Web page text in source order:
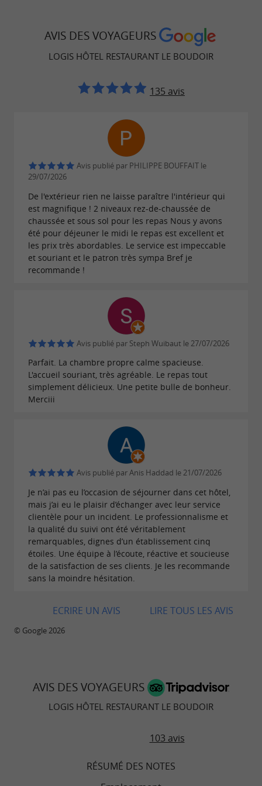
l'établissement est proche des commerces et de
l'artisanat local, offrant ainsi une proximité
pratique pour les visiteurs.
Authenticité et tradition culinaire
Logis Hôtel Restaurant Le Boudoir
invite à découvrir une cuisine généreuse et
authentique, préparée comme à la maison.
Les produits faits-maison et locaux sont à
l'honneur, offrant une expérience
gastronomique inoubliable. Le petit déjeuner,
copieux et servi à table, propose des produits
frais et locaux, garantissant un début de
Un cadre de détente et de convivialité
Lebar loungeet salon de thé de l'établissement
sont des espaces de détente où vous pourrez
simplement vous détendre avec un verre.
terrasse et le jardin d'été sont parfaits pour
profiter des douces soirées estivales dans un
cadre enchanteur.
Pour les amateurs d'histoire et de
patrimoine
La façade classée remarquable
Logis Hôtel Restaurant Le Boudoir,
héritage d'une bâtisse ancienne au charme des
Idéalement situé à proximité duchâteau de
et destroglos de Belvès, l'établissement
explorer le riche patrimoine de la région.
AVIS DES VOYAGEURS
LOGIS HÔTEL RESTAURANT LE BOUDOIR
135 avis
Avis publié par PHILIPPE BOUFFAIT le
29/07/2026
De l'extérieur rien ne laisse paraître l'intérieur qui
est magnifique ! 2 niveaux rez-de-chaussée de
chaussée et sous sol pour les repas Nous y avons
été pour déjeuner le midi le repas est excellent et
les prix très abordables. Le service est impeccable
et souriant et le patron très sympa Bref je
recommande !
Avis publié par Steph Wuibaut le 27/07/2026
Parfait. La chambre propre calme spacieuse.
L'accueil souriant, très agréable. Le repas tout
simplement délicieux. Une petite bulle de bonheur.
Merciii
Avis publié par Anis Haddad le 21/07/2026
Je n’ai pas eu l’occasion de séjourner dans cet hôtel,
mais j’ai eu le plaisir d’échanger avec leur service
clientèle pour un incident. Le professionnalisme et
la qualité du suivi ont été véritablement
remarquables, dignes d’un établissement cinq
étoiles. Une équipe à l’écoute, réactive et soucieuse
de la satisfaction de ses clients. Je les recommande
sans la moindre hésitation.
LIRE TOUS LES AVIS
ECRIRE UN AVIS
© Google 2026
AVIS DES VOYAGEURS
LOGIS HÔTEL RESTAURANT LE BOUDOIR
103 avis
RÉSUMÉ DES NOTES